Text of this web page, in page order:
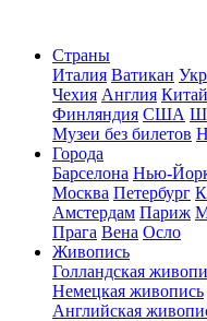
Страны
Италия Ватикан
Чехия Англия Китай
Финляндия США
Музеи без билетов
Города
Барселона Нью-
Москва Петербург
Амстердам Париж
Прага Вена Осло
Живопись
Голландская
Немецкая живопись
Английская